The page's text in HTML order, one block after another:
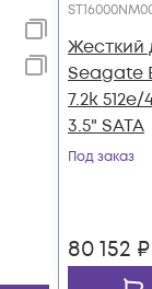
Жесткий
Seagate
7.2k
3.5" SATA
Под заказ
80 152 ₽